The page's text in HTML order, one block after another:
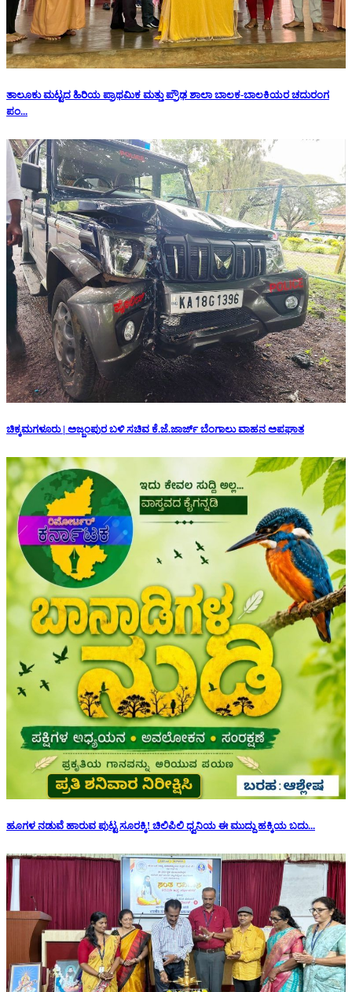
ತಾಲೂಕು ಮಟ್ಟದ ಹಿರಿಯ ಪ್ರಾಥಮಿಕ ಮತ್ತು ಪ್ರೌಢ ಶಾಲಾ ಬಾಲಕ-ಬಾಲಕಿಯರ ಚದುರಂಗ
ಪಂ...
ಚಿಕ್ಕಮಗಳೂರು | ಅಜ್ಜಂಪುರ ಬಳಿ ಸಚಿವ ಕೆ.ಜೆ.ಜಾರ್ಜ್ ಬೆಂಗಾಲು ವಾಹನ ಅಪಘಾತ
ಹೂಗಳ ನಡುವೆ ಹಾರುವ ಪುಟ್ಟ ಸೂರಕ್ಕಿ! ಚಿಲಿಪಿಲಿ ಧ್ವನಿಯ ಈ ಮುದ್ದು ಹಕ್ಕಿಯ ಬದು...